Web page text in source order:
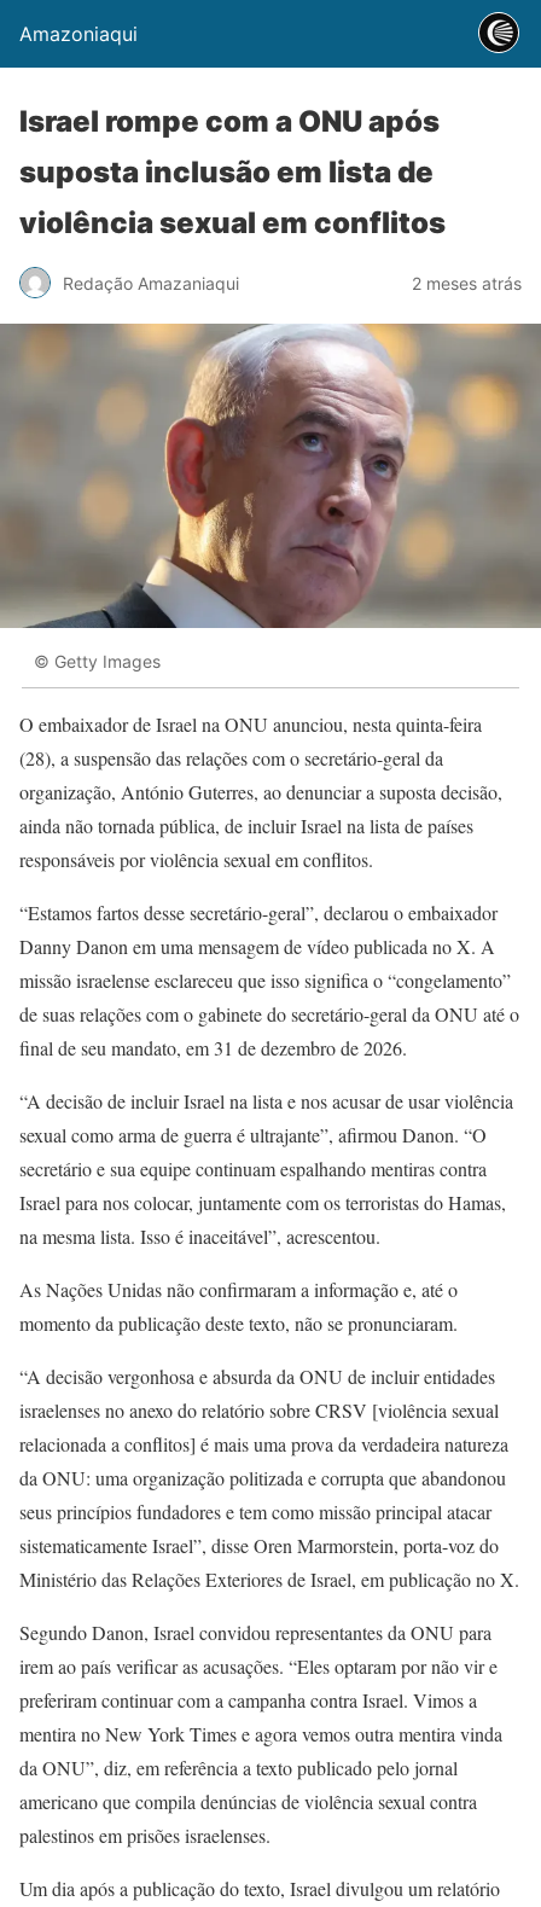
Amazoniaqui
Israel rompe com a ONU após
suposta inclusão em lista de
violência sexual em conflitos
Redação Amazaniaqui 2 meses atrás
© Getty Images
O embaixador de Israel na ONU anunciou, nesta quinta-feira
(28), a suspensão das relações com o secretário-geral da
organização, António Guterres, ao denunciar a suposta decisão,
ainda não tornada pública, de incluir Israel na lista de países
responsáveis por violência sexual em conflitos.
“Estamos fartos desse secretário-geral”, declarou o embaixador
Danny Danon em uma mensagem de vídeo publicada no X. A
missão israelense esclareceu que isso significa o “congelamento”
de suas relações com o gabinete do secretário-geral da ONU até o
final de seu mandato, em 31 de dezembro de 2026.
“A decisão de incluir Israel na lista e nos acusar de usar violência
sexual como arma de guerra é ultrajante”, afirmou Danon. “O
secretário e sua equipe continuam espalhando mentiras contra
Israel para nos colocar, juntamente com os terroristas do Hamas,
na mesma lista. Isso é inaceitável”, acrescentou.
As Nações Unidas não confirmaram a informação e, até o
momento da publicação deste texto, não se pronunciaram.
“A decisão vergonhosa e absurda da ONU de incluir entidades
israelenses no anexo do relatório sobre CRSV [violência sexual
relacionada a conflitos] é mais uma prova da verdadeira natureza
da ONU: uma organização politizada e corrupta que abandonou
seus princípios fundadores e tem como missão principal atacar
sistematicamente Israel”, disse Oren Marmorstein, porta-voz do
Ministério das Relações Exteriores de Israel, em publicação no X.
Segundo Danon, Israel convidou representantes da ONU para
irem ao país verificar as acusações. “Eles optaram por não vir e
preferiram continuar com a campanha contra Israel. Vimos a
mentira no New York Times e agora vemos outra mentira vinda
da ONU”, diz, em referência a texto publicado pelo jornal
americano que compila denúncias de violência sexual contra
palestinos em prisões israelenses.
Um dia após a publicação do texto, Israel divulgou um relatório